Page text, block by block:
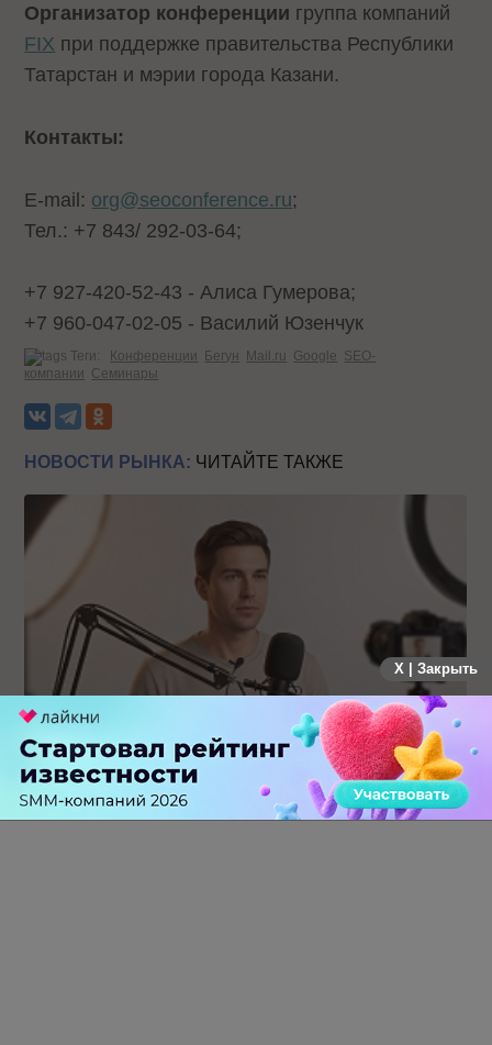
Организатор конференции группа компаний
FIX при поддержке правительства Республики
Татарстан и мэрии города Казани.
Контакты:
E-mail: org@seoconference.ru;
Тел.: +7 843/ 292-03-64;
+7 927-420-52-43 - Алиса Гумерова;
+7 960-047-02-05 - Василий Юзенчук
Теги: Конференции Бегун Mail.ru Google SEO-
компании Семинары
НОВОСТИ РЫНКА: ЧИТАЙТЕ ТАКЖЕ
Российский рынок инфлюенс-маркетинга вошел в фазу
стагнации после нескольких лет роста
X | Закрыть